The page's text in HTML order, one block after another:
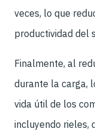
veces, lo que
productividad del
Finalmente, al
durante la carga,
vida útil de los
incluyendo rieles,